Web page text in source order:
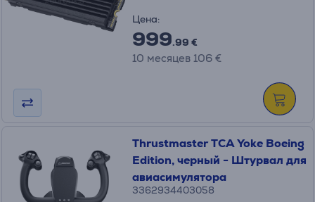
Цена:
999.99 €
10 месяцев 106 €
Thrustmaster TCA Yoke Boeing
Edition, черный - Штурвал для
авиасимулятора
3362934403058